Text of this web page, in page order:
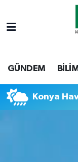
GÜNDEM
Konya
Kocaeli
Kocaeli